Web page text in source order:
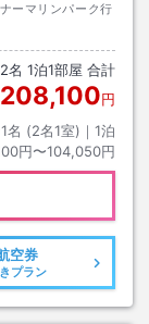
ーマリンパーク行
2名 1泊1部屋 合計
208,100円
名 (2名1室)｜ 1泊
円〜104,050円
空券
プラン